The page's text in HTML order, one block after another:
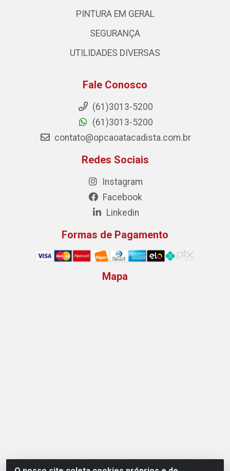
PINTURA EM GERAL
SEGURANÇA
UTILIDADES DIVERSAS
Fale Conosco
(61)3013-5200
(61)3013-5200
contato@opcaoatacadista.com.br
Redes Sociais
Instagram
Facebook
Linkedin
Formas de Pagamento
Mapa